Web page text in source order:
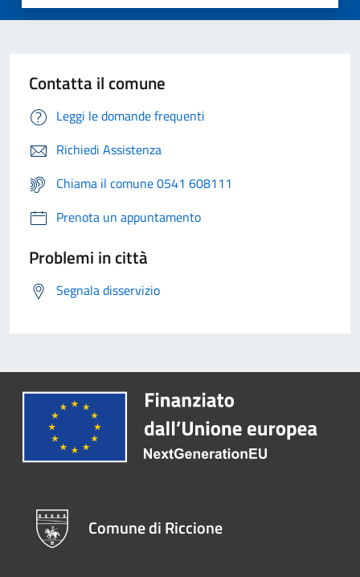
Contatta il comune
Leggi le domande frequenti
Richiedi Assistenza
Chiama il comune 0541 608111
Prenota un appuntamento
Problemi in città
Segnala disservizio
Comune di Riccione